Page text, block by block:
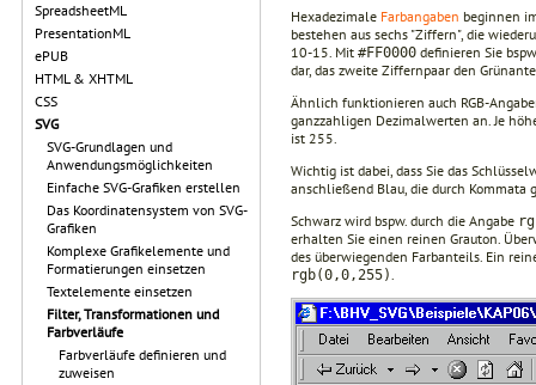
SpreadsheetML
PresentationML
ePUB
HTML & XHTML
CSS
SVG
SVG-Grundlagen und
Anwendungsmöglichkeiten
Einfache SVG-Grafiken erstellen
Das Koordinatensystem von SVG-
Grafiken
Komplexe Grafikelemente und
Formatierungen einsetzen
Textelemente einsetzen
Filter, Transformationen und
Farbverläufe
Farbverläufe definieren und
zuweisen
Hexadezimale Farbangaben beginnen
bestehen aus sechs "Ziffern", die
10-15. Mit #FF0000 definieren Sie
dar, das zweite Ziffernpaar den
Ähnlich funktionieren auch RGB-
ganzzahligen Dezimalwerten an. Je
ist 255.
Wichtig ist dabei, dass Sie das
anschließend Blau, die durch Kommata
Schwarz wird bspw. durch die Angabe
erhalten Sie einen reinen Grauton.
des überwiegenden Farbanteils. Ein
rgb(0,0,255)